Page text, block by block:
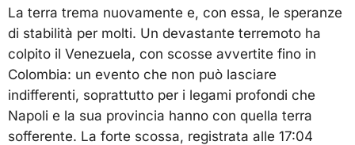
La terra trema nuovamente e, con essa, le speranze
di stabilità per molti. Un devastante terremoto ha
colpito il Venezuela, con scosse avvertite fino in
Colombia: un evento che non può lasciare
indifferenti, soprattutto per i legami profondi che
Napoli e la sua provincia hanno con quella terra
sofferente. La forte scossa, registrata alle 17:04